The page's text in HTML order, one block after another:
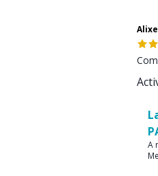
Alixe
A